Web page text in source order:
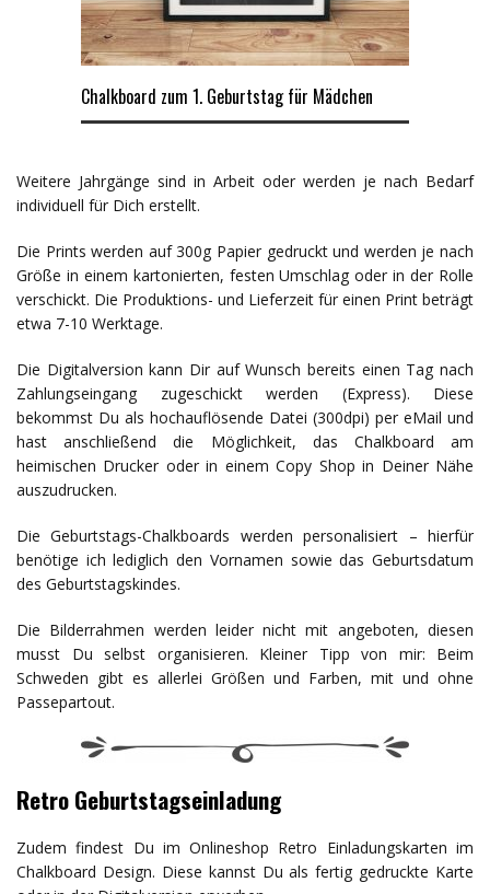
Chalkboard zum 1. Geburtstag für Mädchen
Weitere Jahrgänge sind in Arbeit oder werden je nach Bedarf
individuell für Dich erstellt.
Die Prints werden auf 300g Papier gedruckt und werden je nach
Größe in einem kartonierten, festen Umschlag oder in der Rolle
verschickt. Die Produktions- und Lieferzeit für einen Print beträgt
etwa 7-10 Werktage.
Die Digitalversion kann Dir auf Wunsch bereits einen Tag nach
Zahlungseingang zugeschickt werden (Express). Diese
bekommst Du als hochauflösende Datei (300dpi) per eMail und
hast anschließend die Möglichkeit, das Chalkboard am
heimischen Drucker oder in einem Copy Shop in Deiner Nähe
auszudrucken.
Die Geburtstags-Chalkboards werden personalisiert – hierfür
benötige ich lediglich den Vornamen sowie das Geburtsdatum
des Geburtstagskindes.
Die Bilderrahmen werden leider nicht mit angeboten, diesen
musst Du selbst organisieren. Kleiner Tipp von mir: Beim
Schweden gibt es allerlei Größen und Farben, mit und ohne
Passepartout.
Retro Geburtstagseinladung
Zudem findest Du im Onlineshop Retro Einladungskarten im
Chalkboard Design. Diese kannst Du als fertig gedruckte Karte